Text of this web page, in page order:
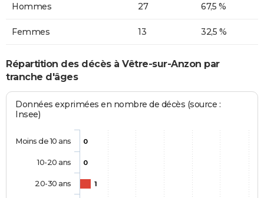
Hommes 27 67,5 %
Femmes 13 32,5 %
Répartition des décès à Vêtre-sur-Anzon par
tranche d'âges
Données exprimées en nombre de décès (source :
Insee)
0
0
1
Moins de 10 ans
10-20 ans
20-30 ans